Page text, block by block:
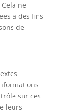
ne
à des fins
de
sur ces
leurs